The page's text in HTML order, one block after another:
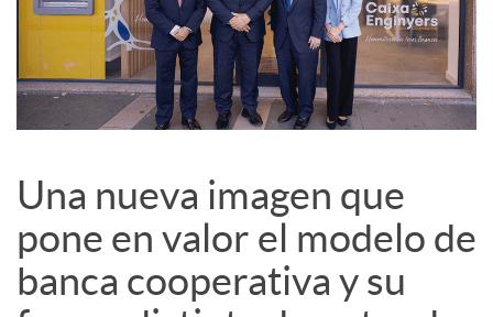
d
e
S
o
Una nueva imagen que
pone en valor el modelo de
banca cooperativa y su